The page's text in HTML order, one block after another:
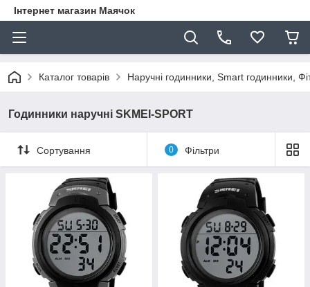
Інтернет магазин Маячок
Каталог товарів Наручні годинники, Smart годинники,
Годинники наручні SKMEI-SPORT
Сортування 0 Фільтри